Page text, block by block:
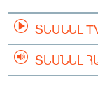
ՏԵՍՆԵԼ
ՏԵՍՆԵԼ